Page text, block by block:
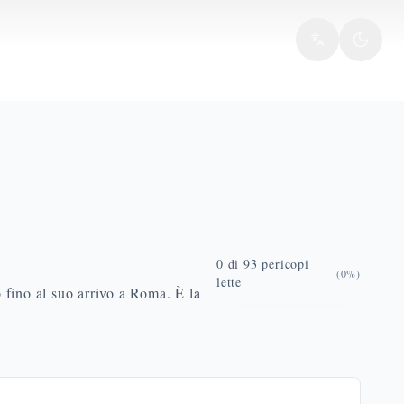
al suo arrivo a Roma. È la
0 di 93 pericopi
lette
(0%)